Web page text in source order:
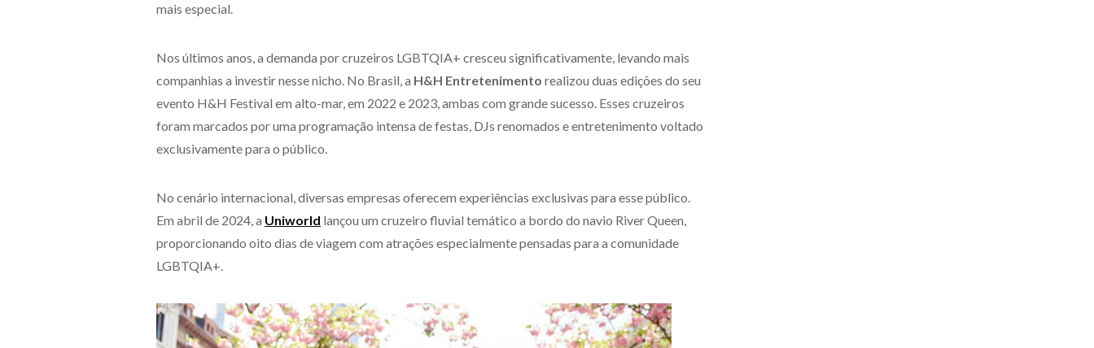
mais especial.
Nos últimos anos, a demanda por cruzeiros LGBTQIA+ cresceu significativamente, levando mais
companhias a investir nesse nicho. No Brasil, a H&H Entretenimento realizou duas edições do seu
evento H&H Festival em alto-mar, em 2022 e 2023, ambas com grande sucesso. Esses cruzeiros
foram marcados por uma programação intensa de festas, DJs renomados e entretenimento voltado
exclusivamente para o público.
No cenário internacional, diversas empresas oferecem experiências exclusivas para esse público.
Em abril de 2024, a Uniworld lançou um cruzeiro fluvial temático a bordo do navio River Queen,
proporcionando oito dias de viagem com atrações especialmente pensadas para a comunidade
LGBTQIA+.